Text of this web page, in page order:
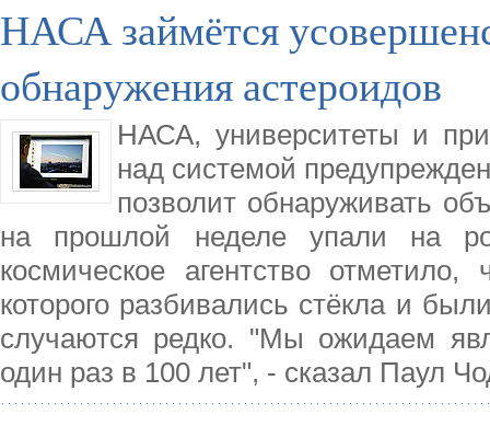
НАСА займётся
обнаружения астероидов
НАСА, университеты и
над системой
позволит обнаруживать
на прошлой неделе упали на
космическое агентство
которого разбивались стёкла и
случаются редко. "Мы ожидаем
один раз в 100 лет", - сказал Паул